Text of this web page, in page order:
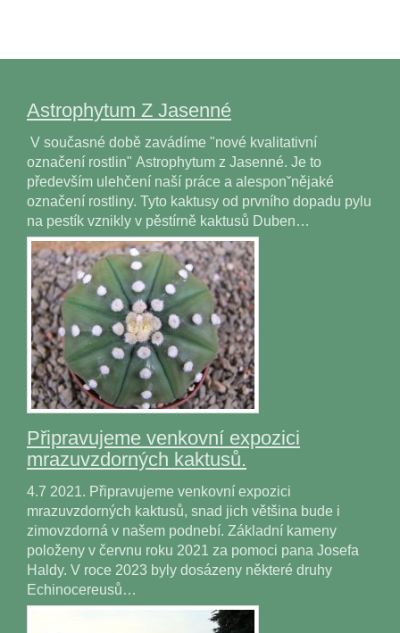
Astrophytum Z Jasenné
V současné době zavádíme "nové kvalitativní
označení rostlin" Astrophytum z Jasenné. Je to
především ulehčení naší práce a alesponˇnějaké
označení rostliny. Tyto kaktusy od prvního dopadu pylu
na pestík vznikly v pěstírně kaktusů Duben…
Připravujeme venkovní expozici
mrazuvzdorných kaktusů.
4.7 2021. Připravujeme venkovní expozici
mrazuvzdorných kaktusů, snad jich většina bude i
zimovzdorná v našem podnebí. Základní kameny
položeny v červnu roku 2021 za pomoci pana Josefa
Haldy. V roce 2023 byly dosázeny některé druhy
Echinocereusů…